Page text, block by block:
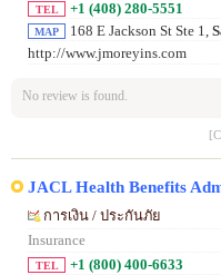
TEL +1 (408) 280-5551
MAP 168 E Jackson St Ste 1,
http://www.jmoreyins.com
No review is found.
JACL Health Benefits
การเงิน / ประกันภัย
Insurance
TEL +1 (800) 400-6633